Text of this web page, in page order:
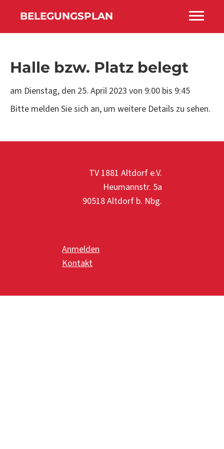
BELEGUNGSPLAN
Halle bzw. Platz belegt
am Dienstag, den 25. April 2023 von 9:00 bis 9:45
Bitte melden Sie sich an, um weitere Details zu sehen.
TV 1881 Altdorf e.V.
Heumannstr. 5a
90518 Altdorf b. Nbg.
Anmelden
Kontakt